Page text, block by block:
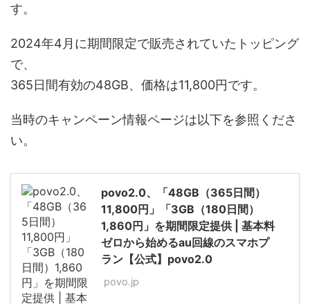
す。
2024年4月に期間限定で販売されていたトッピング
で、
365日間有効の48GB、価格は11,800円です。
当時のキャンペーン情報ページは以下を参照くださ
い。
povo2.0、「48GB（365日間）
11,800円」「3GB（180日間）
1,860円」を期間限定提供 | 基本料
ゼロから始めるau回線のスマホプ
ラン【公式】povo2.0
povo.jp